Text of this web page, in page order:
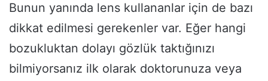
Bunun yanında lens kullananlar için de bazı
dikkat edilmesi gerekenler var. Eğer hangi
bozukluktan dolayı gözlük taktığınızı
bilmiyorsanız ilk olarak doktorunuza veya